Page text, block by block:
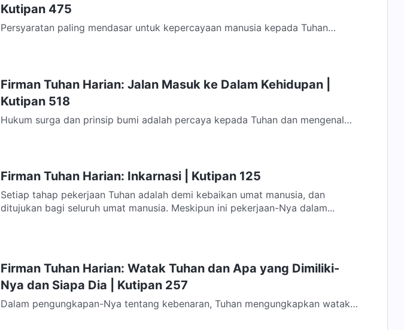
Kutipan 475
Persyaratan paling mendasar untuk kepercayaan manusia kepada Tuhan
Firman Tuhan Harian: Jalan Masuk ke Dalam Kehidupan |
Kutipan 518
Hukum surga dan prinsip bumi adalah percaya kepada Tuhan dan mengenal
Firman Tuhan Harian: Inkarnasi | Kutipan 125
Setiap tahap pekerjaan Tuhan adalah demi kebaikan umat manusia, dan
ditujukan bagi seluruh umat manusia. Meskipun ini pekerjaan-Nya dalam...
Firman Tuhan Harian: Watak Tuhan dan Apa yang Dimiliki-
Nya dan Siapa Dia | Kutipan 257
Dalam pengungkapan-Nya tentang kebenaran, Tuhan mengungkapkan watak